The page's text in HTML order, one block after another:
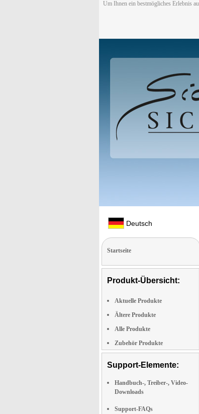
Um Ihnen ein bestmögliches Erlebnis
Deutsch
Startseite
Produkt-Übersicht:
Aktuelle Produkte
Ältere Produkte
Alle Produkte
Zubehör Produkte
Support-Elemente:
Handbuch-, Treiber-, Video-
Downloads
Support-FAQs